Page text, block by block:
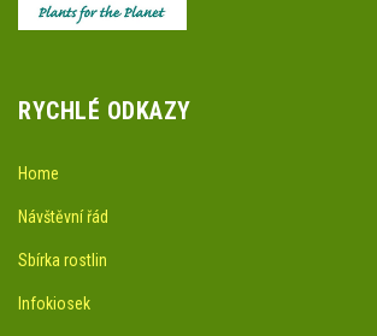
RYCHLÉ ODKAZY
Home
Návštěvní řád
Sbírka rostlin
Infokiosek